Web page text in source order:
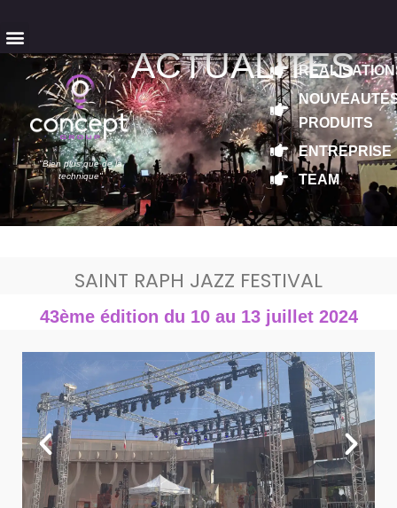
"Bien plus que de la
technique"
ACTUALITÉS
PRODUITS
ENTREPRISE
TEAM
SAINT RAPH JAZZ FESTIVAL
43ème édition du 10 au 13 juillet 2024